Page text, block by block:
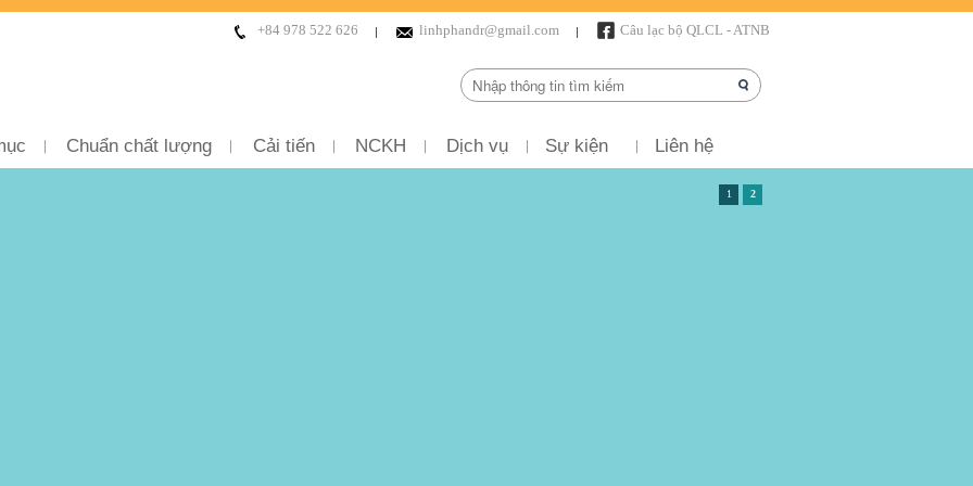
Câu lạc bộ QLCL - ATNB
linhphandr@gmail.com
+84 978 522 626
Chuẩn chất lượng Cải tiến NCKH Dịch vụ Sự kiện Liên hệ
1 2